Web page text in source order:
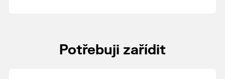
Potřebuji zařídit